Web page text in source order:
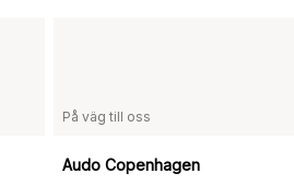
På väg till oss
Audo Copenhagen